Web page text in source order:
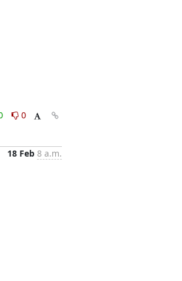
0
18 Feb 8 a.m.